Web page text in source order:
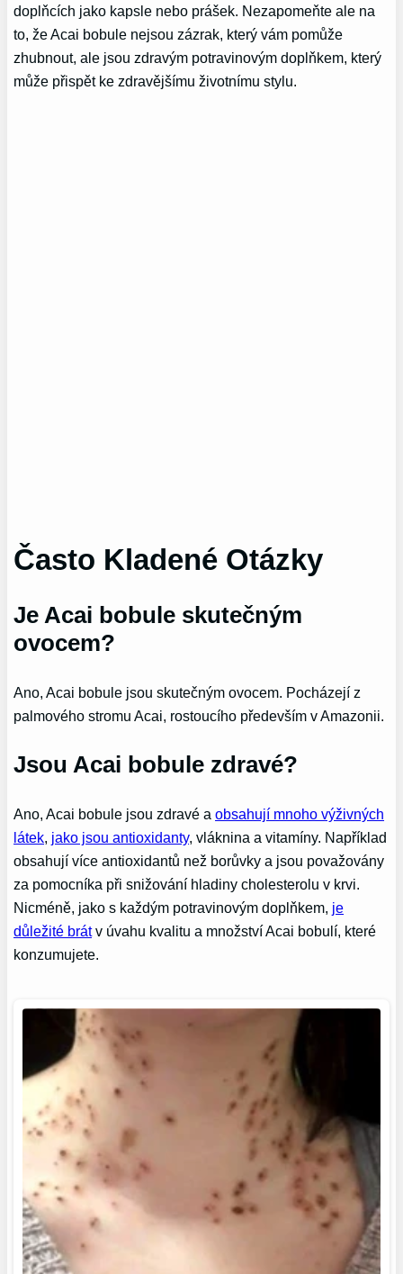
doplňcích jako kapsle nebo prášek. Nezapomeňte ale na
to, že Acai bobule nejsou zázrak, který vám pomůže
zhubnout, ale jsou zdravým potravinovým doplňkem, který
může přispět ke zdravějšímu životnímu stylu.
Často Kladené Otázky
Je Acai bobule skutečným
ovocem?
Ano, Acai bobule jsou skutečným ovocem. Pocházejí z
palmového stromu Acai, rostoucího především v Amazonii.
Jsou Acai bobule zdravé?
Ano, Acai bobule jsou zdravé aobsahují mnoho výživných
látek, jako jsou antioxidanty, vláknina a vitamíny. Například
obsahují více antioxidantů než borůvky a jsou považovány
za pomocníka při snižování hladiny cholesterolu v krvi.
Nicméně, jako s každým potravinovým doplňkem, je
důležité brátv úvahu kvalitu a množství Acai bobulí, které
konzumujete.